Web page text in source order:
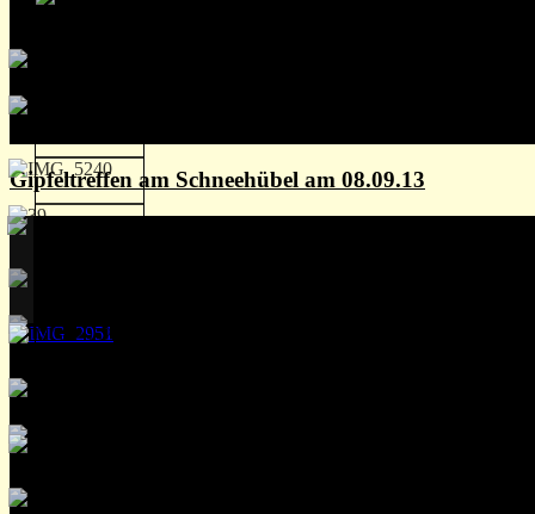
Gipfeltreffen am Schneehübel am 08.09.13